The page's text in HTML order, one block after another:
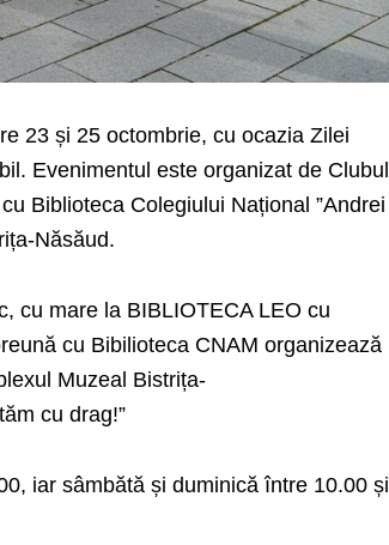
23 și 25 octombrie, cu ocazia Zilei
Evenimentul este organizat de Clubul
Biblioteca Colegiului Național ”Andrei
Năsăud.
cu mare la BIBLIOTECA LEO cu
cu Bibilioteca CNAM organizează
Muzeal Bistrița-
cu drag!”
iar sâmbătă și duminică între 10.00 și